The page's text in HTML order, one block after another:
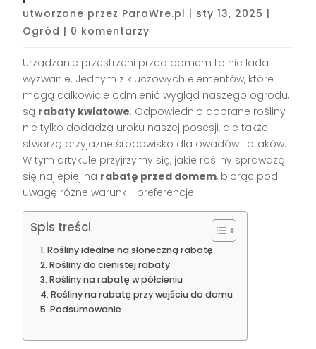
utworzone przez ParaWre.pl | sty 13, 2025 |
Ogród | 0 komentarzy
Urządzanie przestrzeni przed domem to nie lada
wyzwanie. Jednym z kluczowych elementów, które
mogą całkowicie odmienić wygląd naszego ogrodu,
są rabaty kwiatowe. Odpowiednio dobrane rośliny
nie tylko dodadzą uroku naszej posesji, ale także
stworzą przyjazne środowisko dla owadów i ptaków.
W tym artykule przyjrzymy się, jakie rośliny sprawdzą
się najlepiej na rabatę przed domem, biorąc pod
uwagę różne warunki i preferencje.
Spis treści
Rośliny idealne na słoneczną rabatę
Rośliny do cienistej rabaty
Rośliny na rabatę w półcieniu
Rośliny na rabatę przy wejściu do domu
Podsumowanie